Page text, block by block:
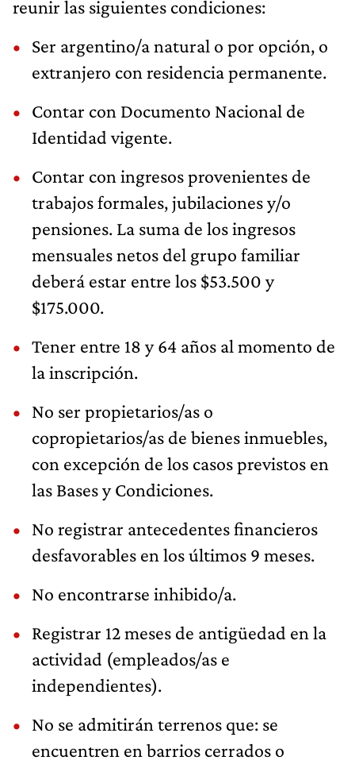
reunir las siguientes condiciones:
Ser argentino/a natural o por opción, o
extranjero con residencia permanente.
Contar con Documento Nacional de
Identidad vigente.
Contar con ingresos provenientes de
trabajos formales, jubilaciones y/o
pensiones. La suma de los ingresos
mensuales netos del grupo familiar
deberá estar entre los $53.500 y
$175.000.
Tener entre 18 y 64 años al momento de
la inscripción.
No ser propietarios/as o
copropietarios/as de bienes inmuebles,
con excepción de los casos previstos en
las Bases y Condiciones.
No registrar antecedentes financieros
desfavorables en los últimos 9 meses.
No encontrarse inhibido/a.
Registrar 12 meses de antigüedad en la
actividad (empleados/as e
independientes).
No se admitirán terrenos que: se
encuentren en barrios cerrados o